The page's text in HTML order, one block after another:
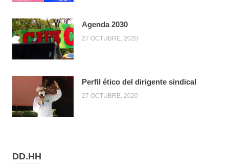
Agenda 2030
27 OCTUBRE, 2020
Perfil ético del dirigente sindical
27 OCTUBRE, 2020
DD.HH